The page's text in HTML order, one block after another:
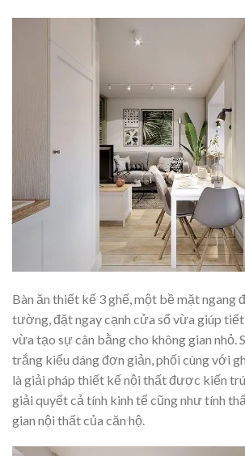
Bàn ăn thiết kế 3 ghế, một bề mặt ngang
tường, đặt ngay cạnh cửa sổ vừa giúp
vừa tạo sự cân bằng cho không gian nhỏ.
trắng kiểu dáng đơn giản, phối cùng với
là giải pháp thiết kế nội thất được kiến
giải quyết cả tính kinh tế cũng như tính
gian nội thất của căn hộ.